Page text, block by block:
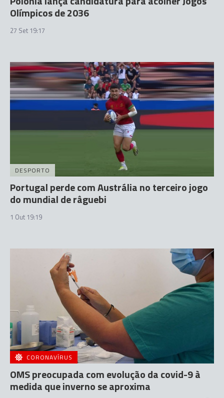
Olímpicos de 2036
27 Set 19:17
DESPORTO
Portugal perde com Austrália no terceiro jogo
do mundial de râguebi
1 Out 19:19
CORONAVÍRUS
OMS preocupada com evolução da covid-9 à
medida que inverno se aproxima